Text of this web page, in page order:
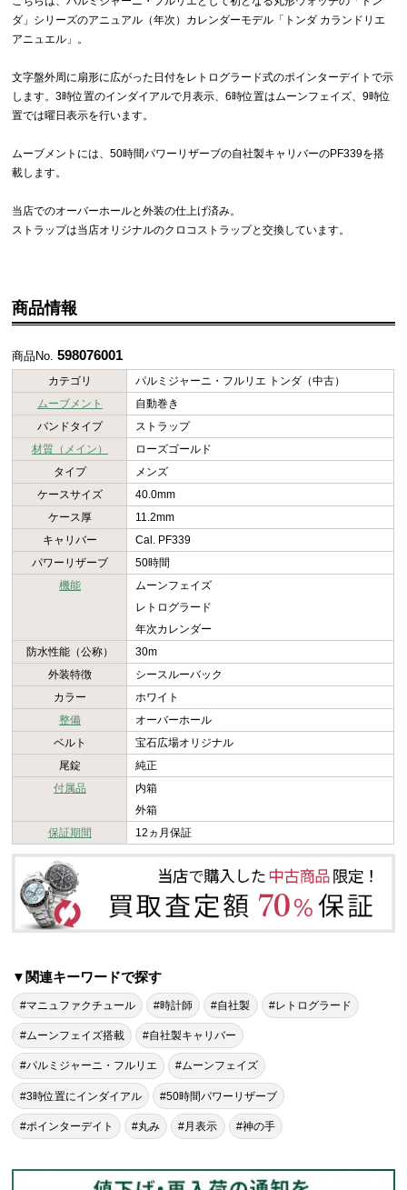
ダ」シリーズのアニュアル（年次）カレンダーモデル「トンダ カランドリエ
アニュエル」。
文字盤外周に扇形に広がった日付をレトログラード式のポインターデイトで示
します。3時位置のインダイアルで月表示、6時位置はムーンフェイズ、9時位
置では曜日表示を行います。
ムーブメントには、50時間パワーリザーブの自社製キャリバーのPF339を搭
載します。
当店でのオーバーホールと外装の仕上げ済み。
ストラップは当店オリジナルのクロコストラップと交換しています。
商品情報
商品No.598076001
カテゴリ
パルミジャーニ・フルリエ トンダ（中古）
ムーブメント
自動巻き
バンドタイプ
ストラップ
材質（メイン）
ローズゴールド
タイプ
メンズ
ケースサイズ
40.0mm
ケース厚
11.2mm
キャリバー
Cal. PF339
パワーリザーブ
50時間
機能
ムーンフェイズ
レトログラード
年次カレンダー
防水性能（公称）
30m
外装特徴
シースルーバック
カラー
ホワイト
整備
オーバーホール
ベルト
宝石広場オリジナル
尾錠
純正
付属品
内箱
外箱
保証期間
12ヵ月保証
▼関連キーワードで探す
#マニュファクチュール #時計師 #自社製 #レトログラード
#ムーンフェイズ搭載 #自社製キャリバー
#パルミジャーニ・フルリエ #ムーンフェイズ
#3時位置にインダイアル #50時間パワーリザーブ
#ポインターデイト #丸み #月表示 #神の手